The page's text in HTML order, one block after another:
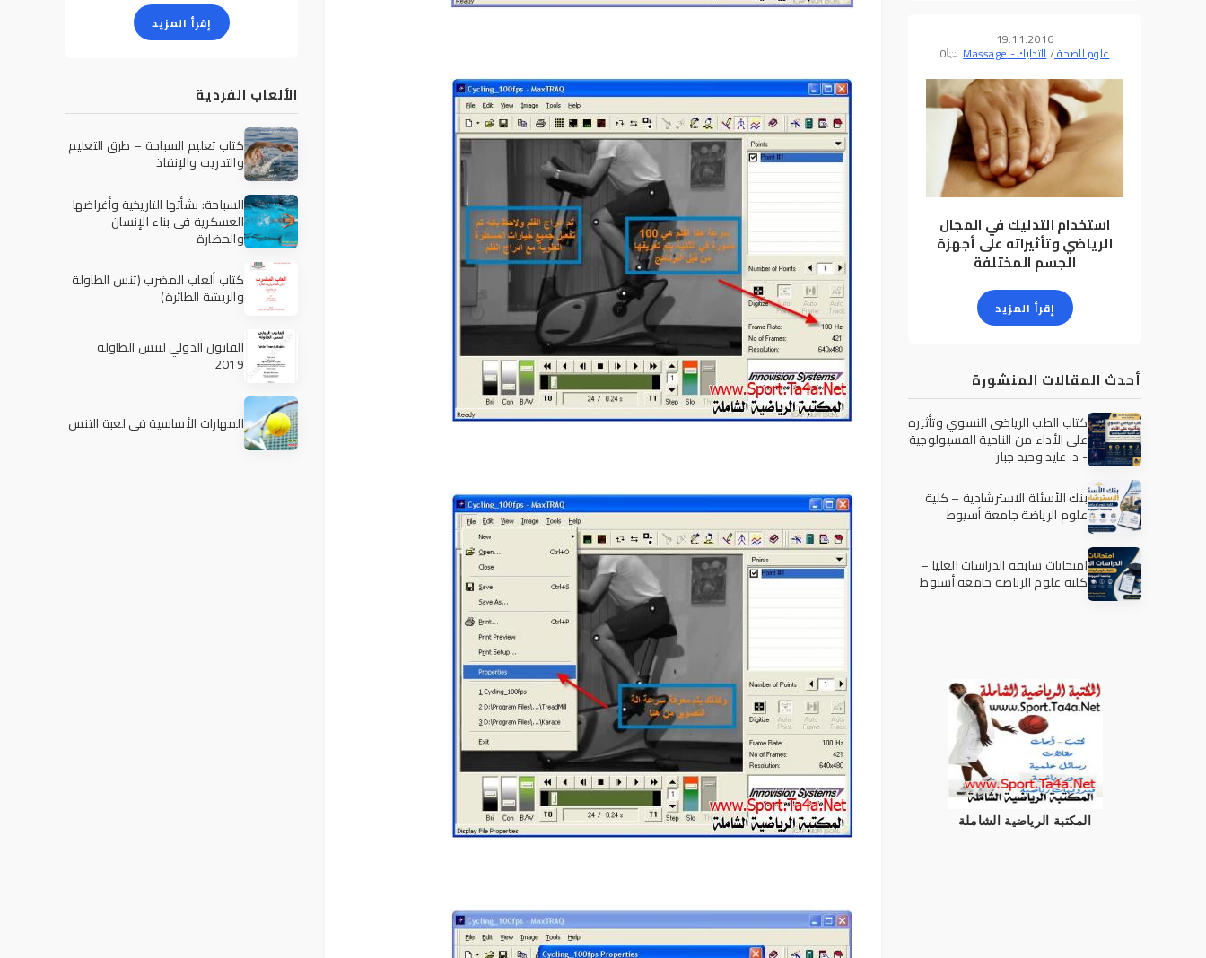
19.11.2016
علوم الصحة/التدليك - Massage 0
استخدام التدليك في المجال
الرياضي وتأثيراته على أجهزة
الجسم المختلفة
إقرأ المزيد
أحدث المقالات المنشورة
كتاب الطب الرياضي النسوي وتأثيره
على الأداء من الناحية الفسيولوجية
- د. عايد وحيد جبار
بنك الأسئلة الاسترشادية – كلية
علوم الرياضة جامعة أسيوط
امتحانات سابقة الدراسات العليا –
كلية علوم الرياضة جامعة أسيوط
المكتبة الرياضية الشاملة
إقرأ المزيد
الألعاب الفردية
كتاب تعليم السباحة – طرق التعليم
والتدريب والإنقاذ
السباحة: نشأتها التاريخية وأغراضها
العسكرية في بناء الإنسان
والحضارة
كتاب ألعاب المضرب (تنس الطاولة
والريشة الطائرة)
القانون الدولي لتنس الطاولة
2019
المهارات الأساسية في لعبة التنس